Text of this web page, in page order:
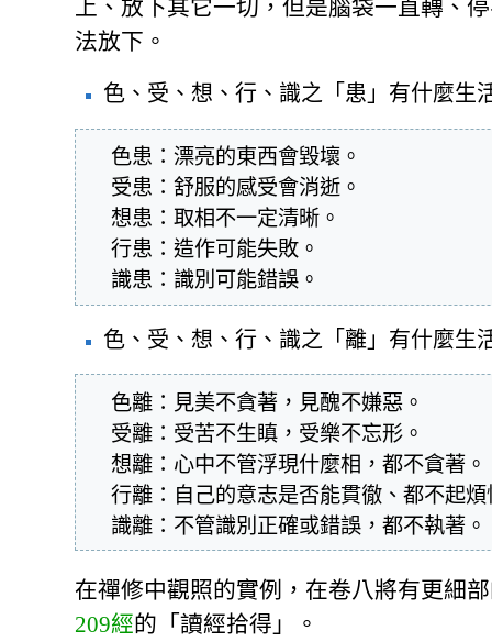
上、放下其它一切，但是腦袋一直轉、
法放下。
色、受、想、行、識之「患」有什麼生
  識患：識別可能錯誤。
色、受、想、行、識之「離」有什麼生
  識離：不管識別正確或錯誤，都不執著。
在禪修中觀照的實例，在卷八將有更細
209經的「讀經拾得」。